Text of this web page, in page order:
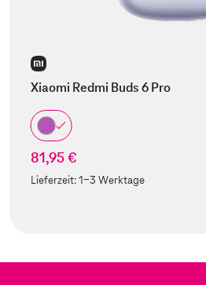
Xiaomi Redmi Buds 6 Pro
81,95 €
Lieferzeit:1-3 Werktage